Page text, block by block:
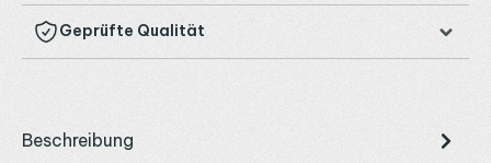
Geprüfte Qualität
Beschreibung